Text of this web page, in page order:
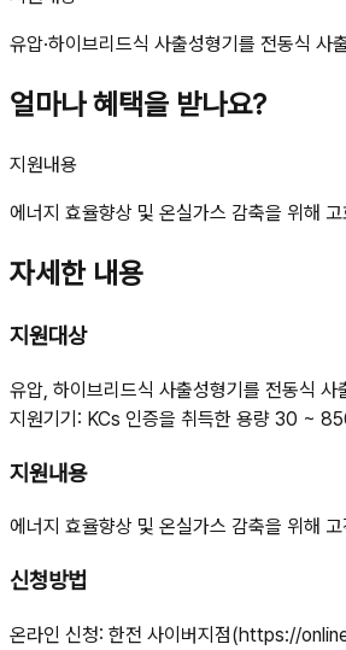
유압·하이브리드식 사출성형기를 전동식
얼마나 혜택을 받나요?
지원내용
에너지 효율향상 및 온실가스 감축을 위해
자세한 내용
지원대상
유압, 하이브리드식 사출성형기를 전동식
지원기기: KCs 인증을 취득한 용량 30 ~
지원내용
에너지 효율향상 및 온실가스 감축을 위해
신청방법
온라인 신청: 한전 사이버지점(https://